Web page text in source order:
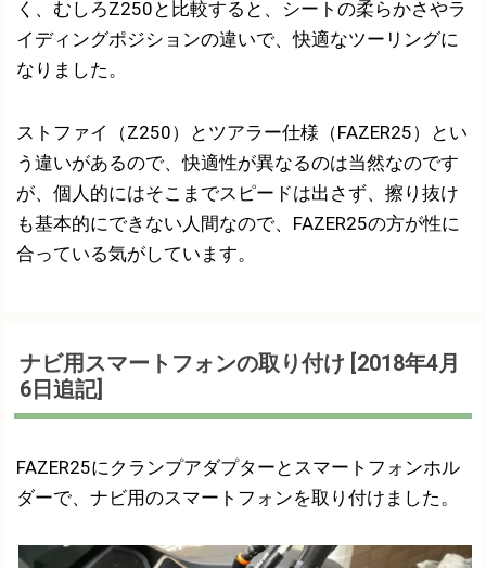
く、むしろZ250と比較すると、シートの柔らかさやラ
イディングポジションの違いで、快適なツーリングに
なりました。
ストファイ（Z250）とツアラー仕様（FAZER25）とい
う違いがあるので、快適性が異なるのは当然なのです
が、個人的にはそこまでスピードは出さず、擦り抜け
も基本的にできない人間なので、FAZER25の方が性に
合っている気がしています。
ナビ用スマートフォンの取り付け [2018年4月
6日追記]
FAZER25にクランプアダプターとスマートフォンホル
ダーで、ナビ用のスマートフォンを取り付けました。